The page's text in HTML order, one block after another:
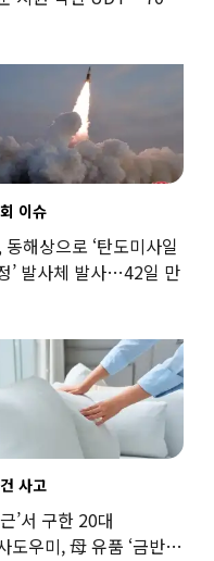
이슈
해상으로 ‘탄도미사일
’ 발사체 발사…42일 만
사고
’서 구한 20대
도우미, 母 유품 ‘금반지